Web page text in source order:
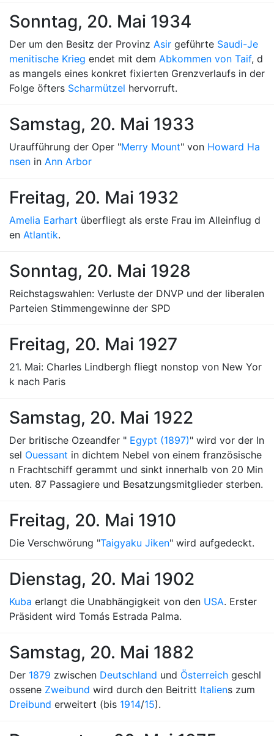
Sonntag, 20. Mai 1934
Der um den Besitz der Provinz Asir geführte Saudi-Je
menitische Krieg endet mit dem Abkommen von Taif, d
as mangels eines konkret fixierten Grenzverlaufs in der
Folge öfters Scharmützel hervorruft.
Samstag, 20. Mai 1933
Uraufführung der Oper "Merry Mount" von Howard Ha
nsen in Ann Arbor
Freitag, 20. Mai 1932
Amelia Earhart überfliegt als erste Frau im Alleinflug d
en Atlantik.
Sonntag, 20. Mai 1928
Reichstagswahlen: Verluste der DNVP und der liberalen
Parteien Stimmengewinne der SPD
Freitag, 20. Mai 1927
21. Mai: Charles Lindbergh fliegt nonstop von New Yor
k nach Paris
Samstag, 20. Mai 1922
Der britische Ozeandfer " Egypt (1897)" wird vor der In
sel Ouessant in dichtem Nebel von einem französische
n Frachtschiff gerammt und sinkt innerhalb von 20 Min
uten. 87 Passagiere und Besatzungsmitglieder sterben.
Freitag, 20. Mai 1910
Die Verschwörung "Taigyaku Jiken" wird aufgedeckt.
Dienstag, 20. Mai 1902
Kuba erlangt die Unabhängigkeit von den USA. Erster
Präsident wird Tomás Estrada Palma.
Samstag, 20. Mai 1882
Der 1879 zwischen Deutschland und Österreich geschl
ossene Zweibund wird durch den Beitritt Italiens zum
Dreibund erweitert (bis 1914/15).